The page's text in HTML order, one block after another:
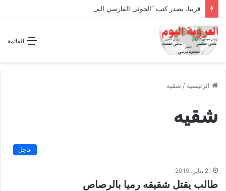
قريبا. يصدر كتب “الحوثي الفارسي المجوسي يغتال اليمن “
القائمة
الرئيسية / شقيه
شقيه
عاجل
21 يناير، 2019
طالب يقتل شقيقه رميا بالرصاص